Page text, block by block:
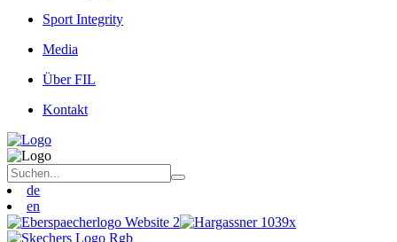
Sport Integrity
Media
Über FIL
Kontakt
de
en